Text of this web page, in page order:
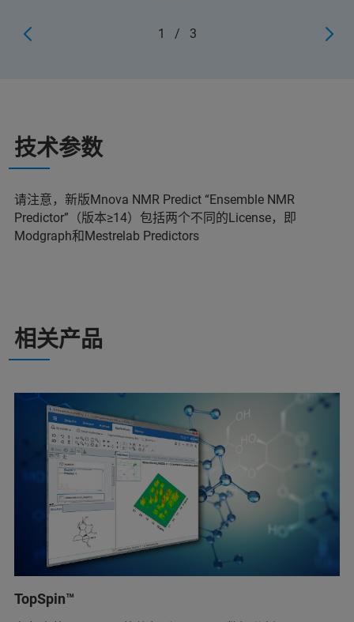
1 / 3
技术参数
请注意，新版Mnova NMR Predict “Ensemble NMR
Predictor”（版本≥14）包括两个不同的License，即
Modgraph和Mestrelab Predictors
相关产品
TopSpin™